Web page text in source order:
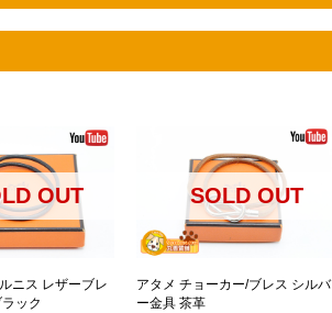
ニス レザーブレ
ック
OUT
アタメ チョーカー/ブレス シルバ
ー金具 茶革
SOLD OUT